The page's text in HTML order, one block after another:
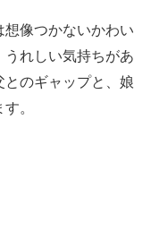
像つかないかわい
うれしい気持ちがあ
のギャップと、娘
。